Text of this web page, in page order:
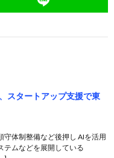
スタートアップ支援で東
守体制整備など後押し AIを活用
テムなどを展開している